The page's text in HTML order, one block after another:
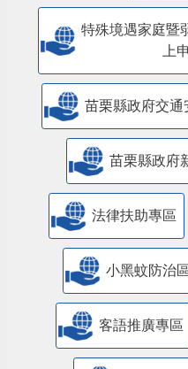
特殊境遇家庭暨
上
苗栗縣政府交通
苗栗縣政府
法律扶助專區
小黑蚊防治
客語推廣專區